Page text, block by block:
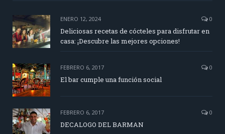
ENERO 12, 2024 0
Deliciosas recetas de cócteles para disfrutar en
casa: ¡Descubre las mejores opciones!
FEBRERO 6, 2017 0
El bar cumple una función social
FEBRERO 6, 2017 0
DECALOGO DEL BARMAN